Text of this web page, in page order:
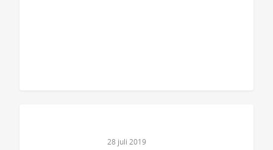
28 juli 2019